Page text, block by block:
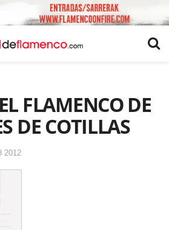
FLAMENCO DE
DE COTILLAS
2012